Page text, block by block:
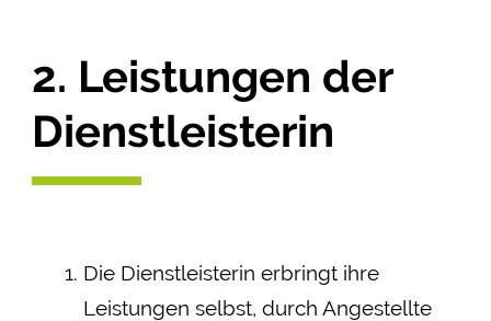
2. Leistungen der
Dienstleisterin
Die Dienstleisterin erbringt ihre
Leistungen selbst, durch Angestellte